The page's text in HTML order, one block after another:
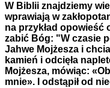
W Biblii znajdziemy
wprawiają w
na przykład opowieść
zabić Bóg: "W czasie
Jahwe Mojżesza i
kamień i odcięła
Mojżesza, mówiąc:
mnie». I odstąpił od